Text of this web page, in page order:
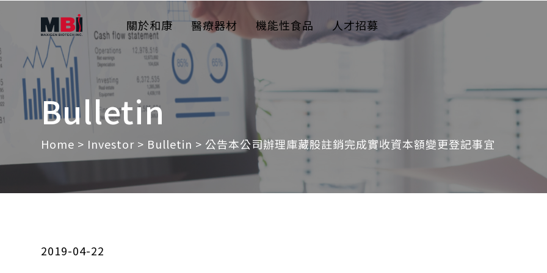
關於和康 醫療器材 機能性食品 人才招募
Bulletin
Home > Investor > Bulletin > 公告本公司辦理庫藏股註銷完成實收資本額變更登記事宜
2019-04-22